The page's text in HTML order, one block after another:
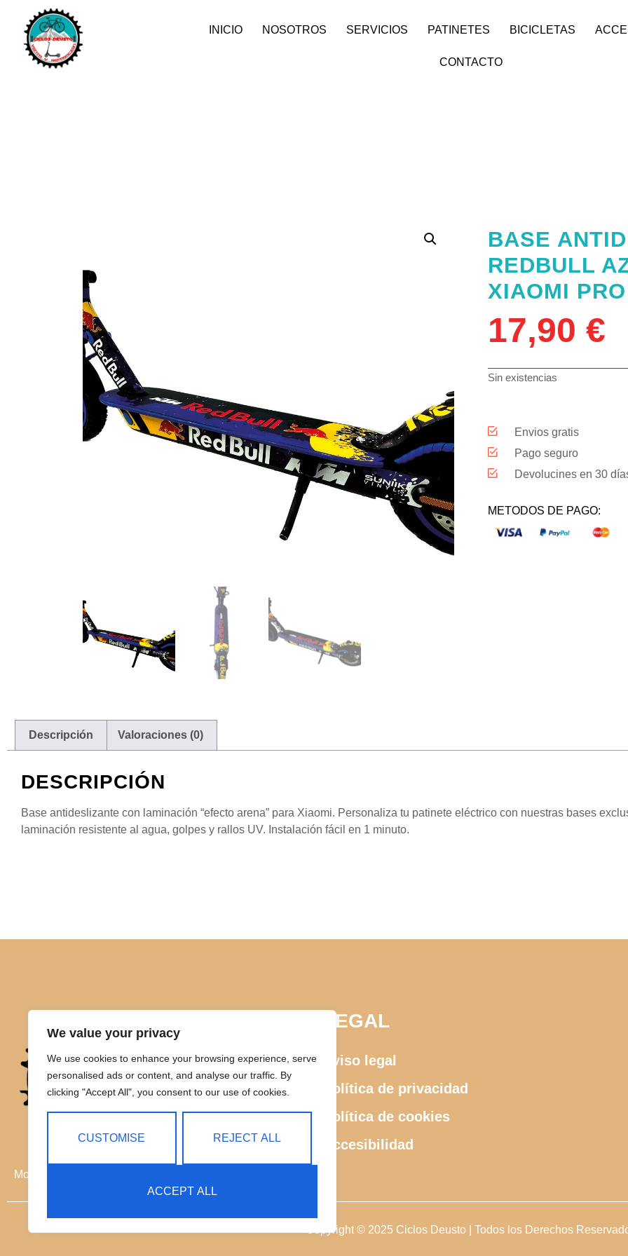
We value your privacy
We use cookies to enhance your browsing experience, serve
personalised ads or content, and analyse our traffic. By
clicking "Accept All", you consent to our use of cookies.
CUSTOMISE REJECT ALL
ACCEPT ALL
INICIO NOSOTROS SERVICIOS PATINETES BICICLETAS
CONTACTO
BASE
REDBULL
XIAOMI PRO
17,90 €
Sin existencias
Envios gratis
Pago seguro
Devolucines en 30
METODOS DE PAGO:
Descripción Valoraciones (0)
DESCRIPCIÓN
Base antideslizante con laminación “efecto arena” para Xiaomi. Personaliza tu patinete eléctrico con nuestras bases
laminación resistente al agua, golpes y rallos UV. Instalación fácil en 1 minuto.
Movilidad eléctrica sin límites
LEGAL
Aviso legal
Política de privacidad
Política de cookies
Accesibilidad
Copyright © 2025 Ciclos Deusto | Todos los Derechos